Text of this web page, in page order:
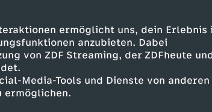
ermöglicht uns, dein Erlebnis
anzubieten. Dabei
von ZDF Streaming, der ZDFheute
Media-Tools und Dienste von anderen
ermöglichen.